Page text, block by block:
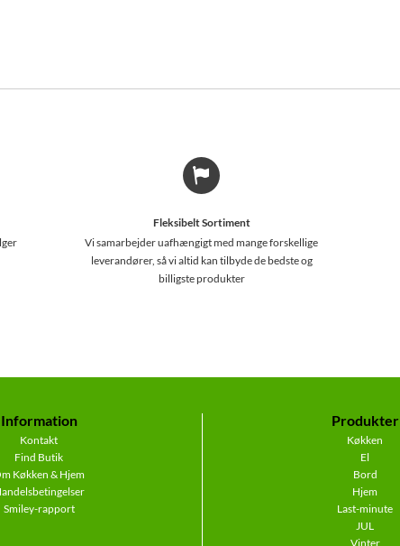
Fleksibelt Sortiment
Vi samarbejder uafhængigt med mange forskellige
leverandører, så vi altid kan tilbyde de bedste og
billigste produkter
Information
Kontakt
Find Butik
Køkken & Hjem
Smiley-rapport
Produkter
Køkken
El
Bord
Hjem
Last-minute
JUL
Vinter